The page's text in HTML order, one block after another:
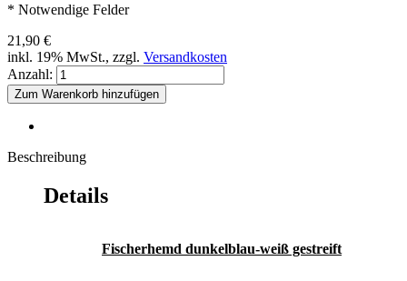
* Notwendige Felder
21,90 €
inkl. 19% MwSt., zzgl. Versandkosten
Anzahl:
Zum Warenkorb hinzufügen
Beschreibung
Details
Fischerhemd dunkelblau-weiß gestreift